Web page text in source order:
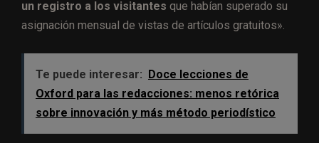
un registro a los visitantes que habían superado su
asignación mensual de vistas de artículos gratuitos».
Te puede interesar:
Doce lecciones de
Oxford para las redacciones: menos retórica
sobre innovación y más método periodístico